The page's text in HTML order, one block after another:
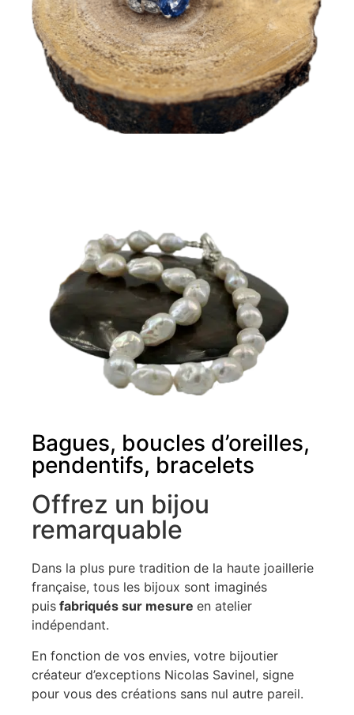
Bagues, boucles d’oreilles,
pendentifs, bracelets
Offrez un bijou
remarquable
Dans la plus pure tradition de la haute joaillerie
française, tous les bijoux sont imaginés
puis fabriqués sur mesure en atelier
indépendant.
En fonction de vos envies, votre bijoutier
créateur d’exceptions Nicolas Savinel, signe
pour vous des créations sans nul autre pareil.